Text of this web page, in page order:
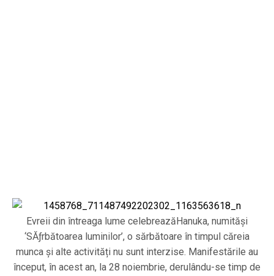
Evreii din întreaga lume celebreazăHanuka, numităși
‘SĂƒrbătoarea luminilor’, o sărbătoare în timpul căreia
munca și alte activități nu sunt interzise. Manifestările au
început, în acest an, la 28 noiembrie, derulându-se timp de